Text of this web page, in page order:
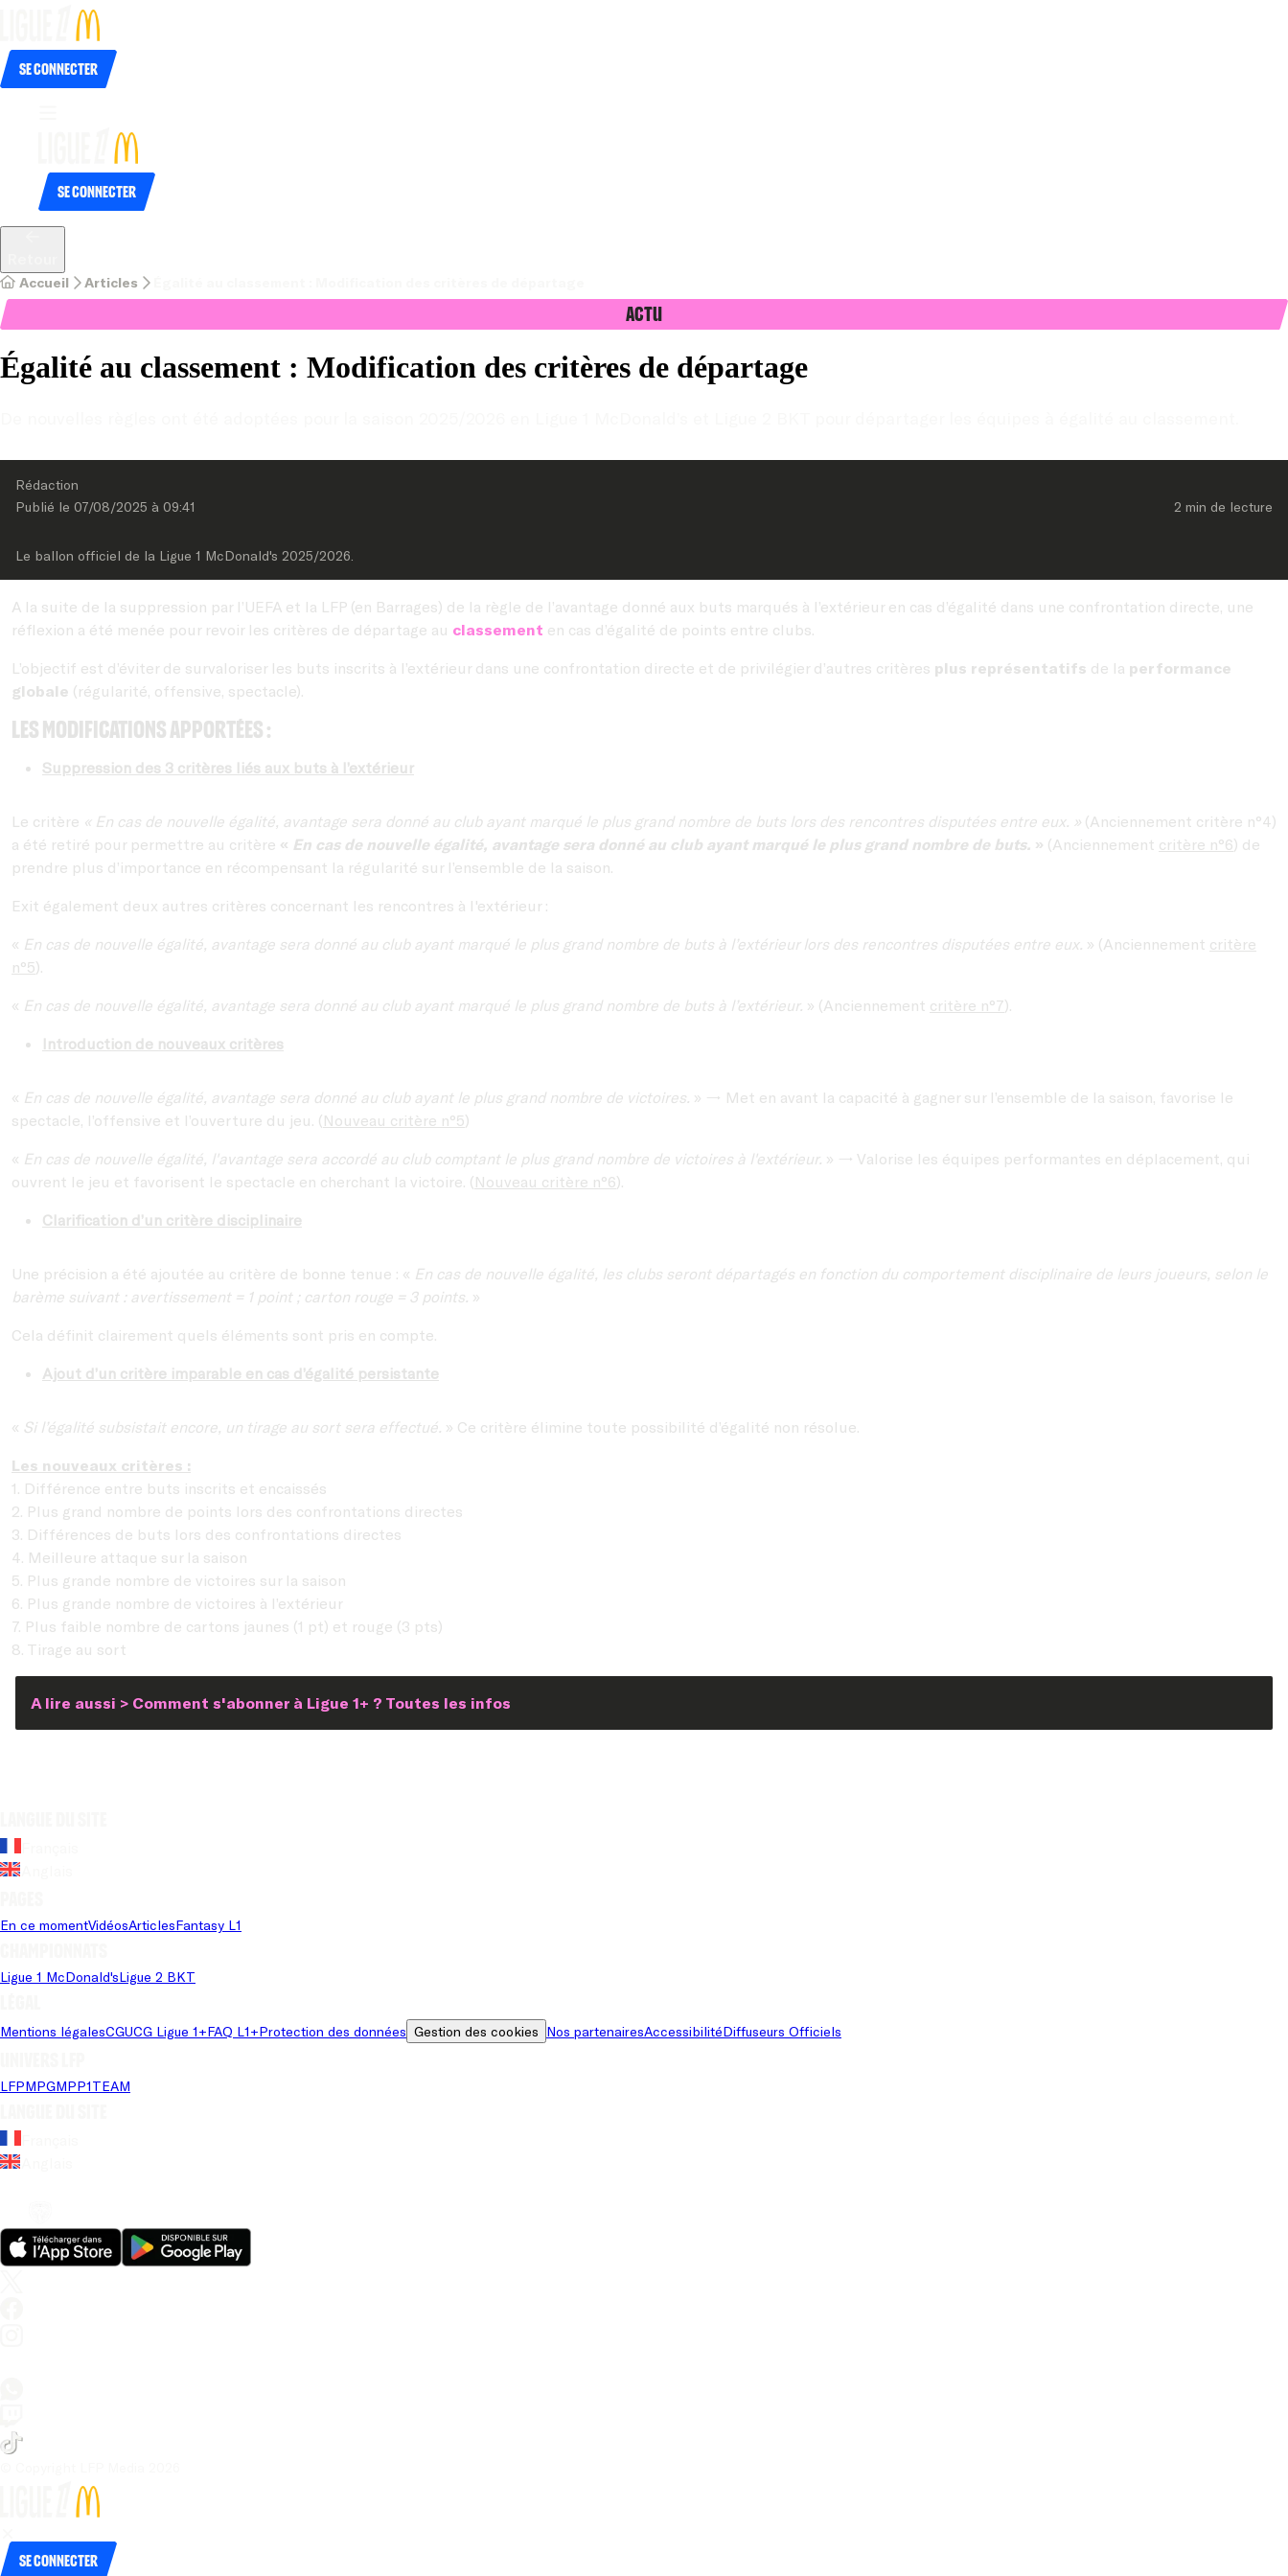
Se connecter
Se connecter
Accueil Articles
Actu
Égalité au classement : Modification des critères de départage
Rédaction
Publié le 07/08/2025 à 09:41 2 min de lecture
Le ballon officiel de la Ligue 1 McDonald's 2025/2026.
A la suite de la suppression par l’UEFA et la LFP (en Barrages) de la règle de l’avantage donné aux buts marqués à l’extérieur en cas d’égalité dans une confrontation directe, une
réflexion a été menée pour revoir les critères de départage au classement en cas d’égalité de points entre clubs.
L’objectif est d’éviter de survaloriser les buts inscrits à l’extérieur dans une confrontation directe et de privilégier d’autres critères plus représentatifs de la performance
globale (régularité, offensive, spectacle).
Les modifications apportées :
Suppression des 3 critères liés aux buts à l’extérieur
Le critère « En cas de nouvelle égalité, avantage sera donné au club ayant marqué le plus grand nombre de buts lors des rencontres disputées entre eux. » (Anciennement critère n°4)
a été retiré pour permettre au critère « En cas de nouvelle égalité, avantage sera donné au club ayant marqué le plus grand nombre de buts. » (Anciennement critère n°6) de
prendre plus d’importance en récompensant la régularité sur l’ensemble de la saison.
Exit également deux autres critères concernant les rencontres à l'extérieur :
« En cas de nouvelle égalité, avantage sera donné au club ayant marqué le plus grand nombre de buts à l’extérieur lors des rencontres disputées entre eux. » (Anciennement critère
n°5).
« En cas de nouvelle égalité, avantage sera donné au club ayant marqué le plus grand nombre de buts à l’extérieur. » (Anciennement critère n°7).
Introduction de nouveaux critères
« En cas de nouvelle égalité, avantage sera donné au club ayant le plus grand nombre de victoires. » → Met en avant la capacité à gagner sur l’ensemble de la saison, favorise le
spectacle, l’offensive et l’ouverture du jeu. (Nouveau critère n°5)
« En cas de nouvelle égalité, l'avantage sera accordé au club comptant le plus grand nombre de victoires à l'extérieur. » → Valorise les équipes performantes en déplacement, qui
ouvrent le jeu et favorisent le spectacle en cherchant la victoire. (Nouveau critère n°6).
Clarification d’un critère disciplinaire
Une précision a été ajoutée au critère de bonne tenue : « En cas de nouvelle égalité, les clubs seront départagés en fonction du comportement disciplinaire de leurs joueurs, selon le
barème suivant : avertissement = 1 point ; carton rouge = 3 points. »
Cela définit clairement quels éléments sont pris en compte.
Ajout d’un critère imparable en cas d’égalité persistante
« Si l’égalité subsistait encore, un tirage au sort sera effectué. » Ce critère élimine toute possibilité d’égalité non résolue.
Les nouveaux critères :
1. Différence entre buts inscrits et encaissés
2. Plus grand nombre de points lors des confrontations directes
3. Différences de buts lors des confrontations directes
4. Meilleure attaque sur la saison
5. Plus grande nombre de victoires sur la saison
6. Plus grande nombre de victoires à l’extérieur
7. Plus faible nombre de cartons jaunes (1 pt) et rouge (3 pts)
8. Tirage au sort
A lire aussi > Comment s'abonner à Ligue 1+ ? Toutes les infos
En ce momentVidéosArticlesFantasy L1
Ligue 1 McDonald'sLigue 2 BKT
Mentions légalesCGUCG Ligue 1+FAQ L1+Protection des données Gestion des cookies Nos partenairesAccessibilitéDiffuseurs Officiels
LFPMPGMPP1TEAM
Se connecter